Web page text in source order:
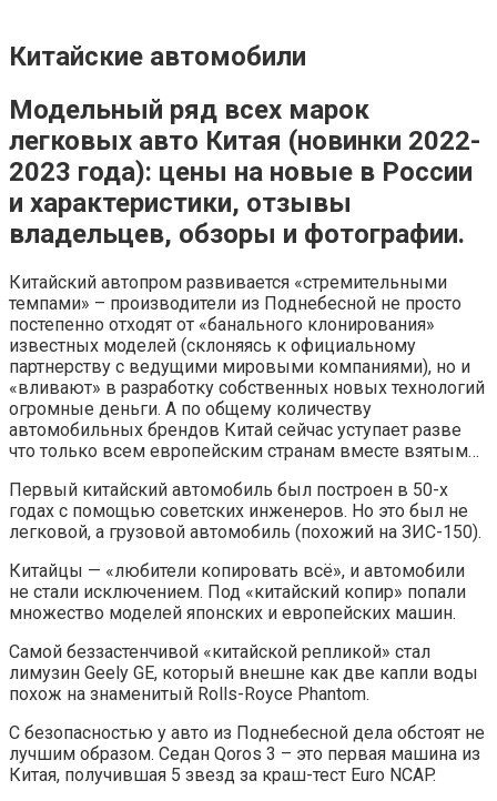
Китайские автомобили
Модельный ряд всех марок
легковых авто Китая (новинки 2022-
2023 года): цены на новые в России
и характеристики, отзывы
владельцев, обзоры и фотографии.
Китайский автопром развивается «стремительными
темпами» – производители из Поднебесной не просто
постепенно отходят от «банального клонирования»
известных моделей (склоняясь к официальному
партнерству с ведущими мировыми компаниями), но и
«вливают» в разработку собственных новых технологий
огромные деньги. А по общему количеству
автомобильных брендов Китай сейчас уступает разве
что только всем европейским странам вместе взятым…
Первый китайский автомобиль был построен в 50-х
годах с помощью советских инженеров. Но это был не
легковой, а грузовой автомобиль (похожий на ЗИС-150).
Китайцы — «любители копировать всё», и автомобили
не стали исключением. Под «китайский копир» попали
множество моделей японских и европейских машин.
Самой беззастенчивой «китайской репликой» стал
лимузин Geely GE, который внешне как две капли воды
похож на знаменитый Rolls-Royce Phantom.
С безопасностью у авто из Поднебесной дела обстоят не
лучшим образом. Седан Qoros 3 – это первая машина из
Китая, получившая 5 звезд за краш-тест Euro NCAP.